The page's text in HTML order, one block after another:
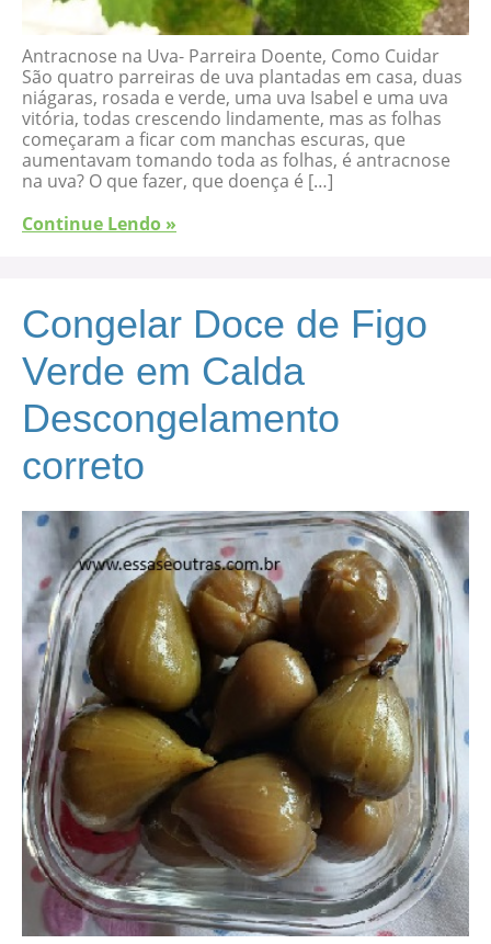
Antracnose na Uva- Parreira Doente, Como Cuidar
São quatro parreiras de uva plantadas em casa, duas
niágaras, rosada e verde, uma uva Isabel e uma uva
vitória, todas crescendo lindamente, mas as folhas
começaram a ficar com manchas escuras, que
aumentavam tomando toda as folhas, é antracnose
na uva? O que fazer, que doença é […]
Continue Lendo »
Congelar Doce de Figo
Verde em Calda
Descongelamento
correto